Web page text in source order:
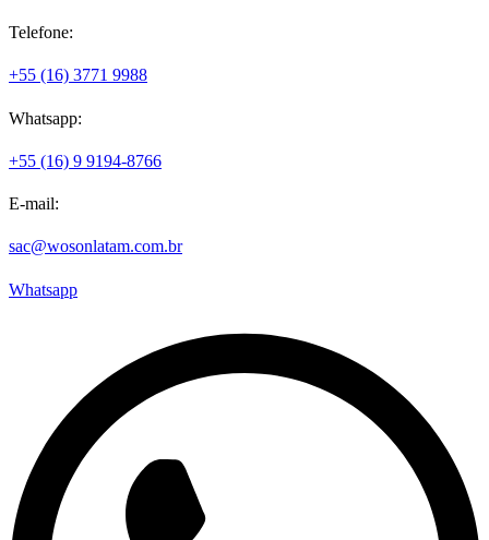
Telefone:
+55 (16) 3771 9988
Whatsapp:
+55 (16) 9 9194-8766
E-mail:
sac@wosonlatam.com.br
Whatsapp